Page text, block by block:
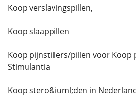
Koop verslavingspillen,
Koop slaappillen
Koop pijnstillers/pillen voor Koop
Stimulantia
Koop stero&iuml;den in